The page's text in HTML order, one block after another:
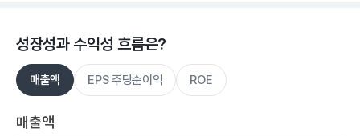
성장성과 수익성 흐름은?
매출액 EPS 주당순이익 ROE
매출액